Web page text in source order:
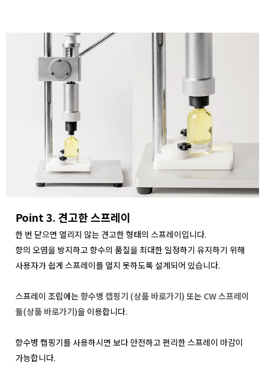
Point 3. 견고한 스프레이
한 번 닫으면 열리지 않는 견고한 형태의 스프레이입니다.
향의 오염을 방지하고 향수의 품질을 최대한 일정하기 유지하기 위해
사용자가 쉽게 스프레이를 열지 못하도록 설계되어 있습니다.
스프레이 조립에는향수병 캡핑기 (상품 바로가기) 또는 CW 스프레이
툴(상품 바로가기)을 이용합니다.
향수병 캡핑기를 사용하시면 보다 안전하고 편리한 스프레이 마감이
가능합니다.